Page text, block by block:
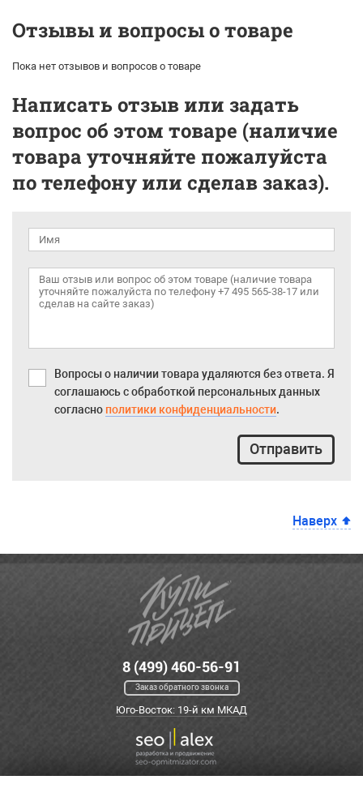
Отзывы и вопросы о товаре
Пока нет отзывов и вопросов о товаре
Написать отзыв или задать
вопрос об этом товаре (наличие
товара уточняйте пожалуйста
по телефону или сделав заказ).
Вопросы о наличии товара удаляются без ответа. Я
соглашаюсь с обработкой персональных данных
согласно политики конфиденциальности.
Отправить
Наверх
8 (499) 460-56-91
Заказ обратного звонка
Юго-Восток: 19-й км МКАД